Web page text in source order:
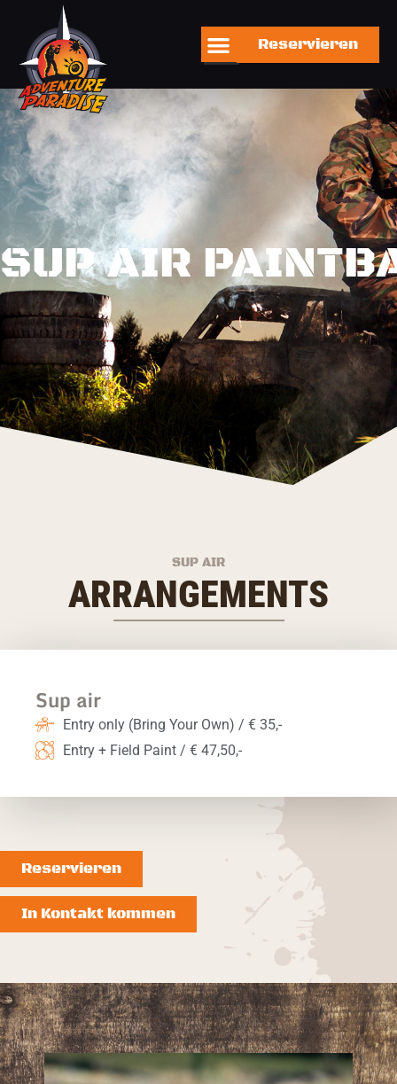
Reservieren
SUP AIR PAINTB
SUP AIR
ARRANGEMENTS
Sup air
Entry only (Bring Your Own) / € 35,-
Entry + Field Paint / € 47,50,-
Reservieren
In Kontakt kommen